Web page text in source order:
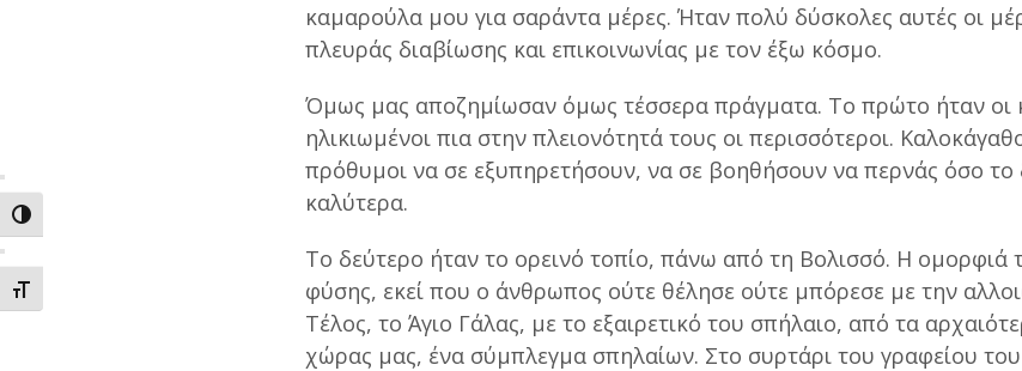
ΕΝΑΛΛΑΓΗ ΥΨΗΛΗΣ ΑΝΤΙΘΕΣΗΣ
ΕΝΑΛΛΑΓΗ ΜΕΓΕΘΟΥΣ ΓΡΑΜΜΑΤΩΝ
καμαρούλα μου για σαράντα μέρες. Ήταν πολύ δύσκολες αυτές οι
πλευράς διαβίωσης και επικοινωνίας με τον έξω κόσμο.
Όμως μας αποζημίωσαν όμως τέσσερα πράγματα. Το πρώτο ήταν οι
ηλικιωμένοι πια στην πλειονότητά τους οι περισσότεροι.
πρόθυμοι να σε εξυπηρετήσουν, να σε βοηθήσουν να περνάς όσο το
καλύτερα.
Το δεύτερο ήταν το ορεινό τοπίο, πάνω από τη Βολισσό. Η ομορφιά
φύσης, εκεί που ο άνθρωπος ούτε θέλησε ούτε μπόρεσε με την
Τέλος, το Άγιο Γάλας, με το εξαιρετικό του σπήλαιο, από τα
χώρας μας, ένα σύμπλεγμα σπηλαίων. Στο συρτάρι του γραφείου